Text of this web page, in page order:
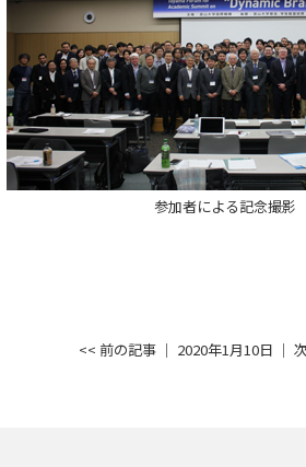
参加者による記念撮影
<< 前の記事 │ 2020年1月10日 │